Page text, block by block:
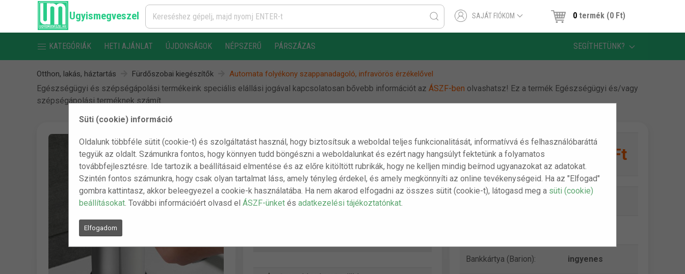
Süti (cookie) információ
Oldalunk többféle sütit (cookie-t) és szolgáltatást használ, hogy biztosítsuk a weboldal teljes funkcionalitását, informatívvá és felhasználóbaráttá
tegyük az oldalt. Számunkra fontos, hogy könnyen tudd böngészni a weboldalunkat és ezért nagy hangsúlyt fektetünk a folyamatos
továbbfejlesztésre. Ide tartozik a beállításaid elmentése és az előre kitöltött rubrikák, hogy ne kelljen mindig beírnod ugyanazokat az adatokat.
Szintén fontos számunkra, hogy csak olyan tartalmat láss, amely tényleg érdekel, és amely megkönnyíti az online tevékenységeid. Ha az "Elfogad"
gombra kattintasz, akkor beleegyezel a cookie-k használatába. Ha nem akarod elfogadni az összes sütit (cookie-t), látogasd meg a süti (cookie)
beállításokat . További információért olvasd elÁSZF-ünket ésadatkezelési tájékoztatónkat
Elfogadom
Ugyismegveszel SAJÁT FIÓKOM 0termék (0 Ft)
KATEGÓRIÁK HETI AJÁNLAT ÚJDONSÁGOK NÉPSZERŰ PÁRSZÁZAS SEGÍTHETÜNK?
Otthon, lakás, háztartás Fürdőszobai kiegészítők Automata folyékony szappanadagoló, infravörös érzékelővel
Egészségügyi és szépségápolási termékeink speciális elállási jogával kapcsolatosan bővebb információt az ÁSZF-ben olvashatsz! Ez a termék Egészségügyi és/vagy
szépségápolási terméknek számít.
Automata folyékony
szappanadagoló,
infravörös érzékelővel
1 db: 7,690 Ft
Bankkártya (Barion): ingyenes